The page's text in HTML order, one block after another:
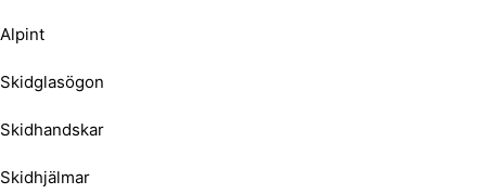
Alpint
Skidglasögon
Skidhandskar
Skidhjälmar